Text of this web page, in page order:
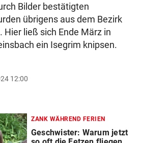
Bilder bestätigten
übrigens aus dem Bezirk
Hier ließ sich Ende März in
ein Isegrim knipsen.
12:00
ZANK WÄHREND FERIEN
Geschwister: Warum jetzt